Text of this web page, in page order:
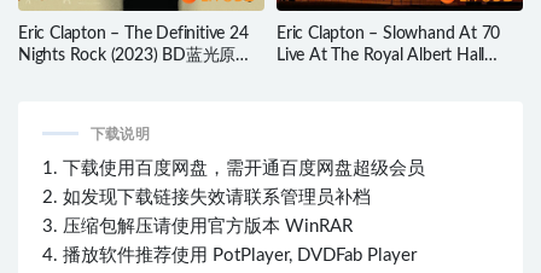
Eric Clapton – The Definitive 24
Nights Rock (2023) BD蓝光原盘
Eric Clapton – Slowhand At 70
Live At The Royal Albert Hall
下载说明
1. 下载使用百度网盘，需开通百度网盘超级会员
2. 如发现下载链接失效请联系管理员补档
3. 压缩包解压请使用官方版本 WinRAR
4. 播放软件推荐使用 PotPlayer, DVDFab Player